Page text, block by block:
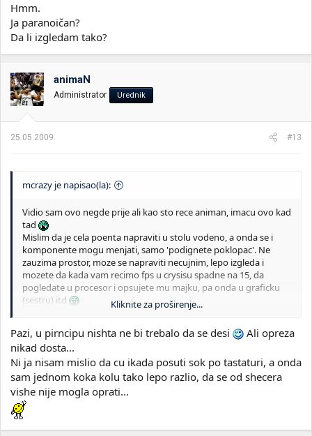
Hmm.
Ja paranoičan?
Da li izgledam tako?
animaN
Administrator Urednik
25.05.2009. #13
mcrazy je napisao(la):
Vidio sam ovo negde prije ali kao sto rece animan, imacu ovo kad
tad
Mislim da je cela poenta napraviti u stolu vodeno, a onda se i
komponente mogu menjati, samo 'podignete poklopac'. Ne
zauzima prostor, moze se napraviti necujnim, lepo izgleda i
mozete da kada vam recimo fps u crysisu spadne na 15, da
pogledate u procesor i opsujete mu majku, pa onda u graficku
(sestru) itd
Cak mozete da pljunete u njih i onda samo izglancate staklo ako
Sto se tice gume koja bi 'sprecila vodu' to je vec paranoja jer isto
tako moze da se desi da voda pocne curiti kraj fitinga na
blokovima ili da se stvori rupica iznad maticne/graficke i sve sprzi
Ako mislis na prospianje po stolu, gravitacija ce odraditi posao.
Kliknite za proširenje...
Pazi, u pirncipu nishta ne bi trebalo da se desi
Ali opreza
nikad dosta...
Ni ja nisam mislio da cu ikada posuti sok po tastaturi, a onda
sam jednom koka kolu tako lepo razlio, da se od shecera
vishe nije mogla oprati...